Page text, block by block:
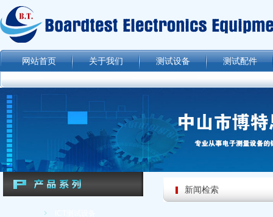
网站首页 关于我们 测试设备 测试配件
新闻检索